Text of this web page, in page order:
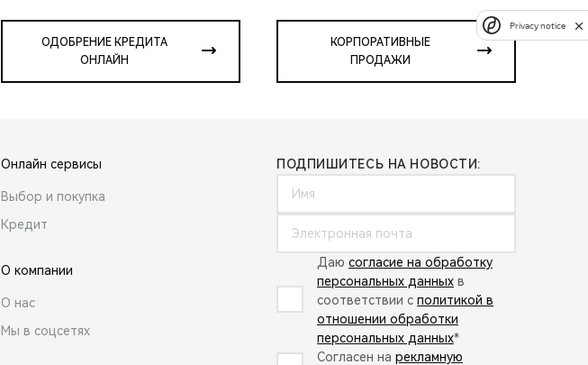
ОДОБРЕНИЕ КРЕДИТА
ОНЛАЙН
КОРПОРАТИВНЫЕ
ПРОДАЖИ
Онлайн сервисы
Выбор и покупка
Кредит
О компании
О нас
Мы в соцсетях
ПОДПИШИТЕСЬ НА НОВОСТИ:
Даю согласие на обработку
персональных данных в
соответствии с политикой в
отношении обработки
персональных данных*
Согласен на рекламную
Privacy notice